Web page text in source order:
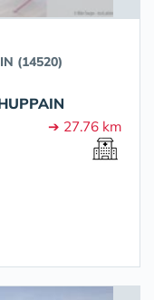
(14520)
➔ 27.76 km